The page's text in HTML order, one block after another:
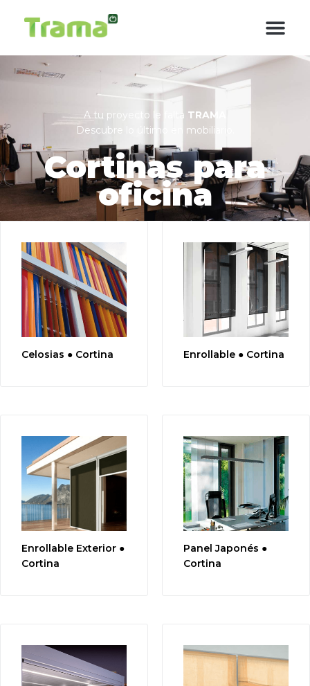
A tu proyecto le falta TRAMA
Descubre lo último en mobiliario.
Cortinas para
oficina
Celosias ● Cortina Enrollable ● Cortina
Enrollable Exterior ●
Cortina
Panel Japonés ●
Cortina